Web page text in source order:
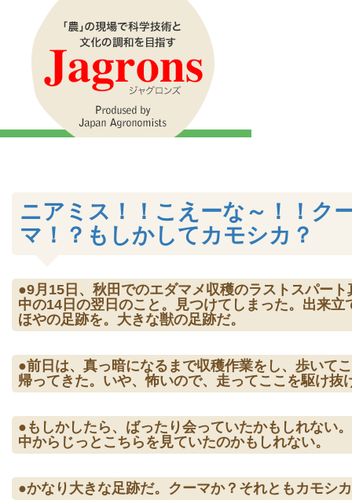
ニアミス！！こえーな～！！ク
マ！？もしかしてカモシカ？
●9月15日、秋田でのエダマメ収穫のラストスパート
中の14日の翌日のこと。見つけてしまった。出来立
ほやの足跡を。大きな獣の足跡だ。
●前日は、真っ暗になるまで収穫作業をし、歩いて
帰ってきた。いや、怖いので、走ってここを駆け抜
●もしかしたら、ばったり会っていたかもしれない
中からじっとこちらを見ていたのかもしれない。
●かなり大きな足跡だ。クーマか？それともカモシ